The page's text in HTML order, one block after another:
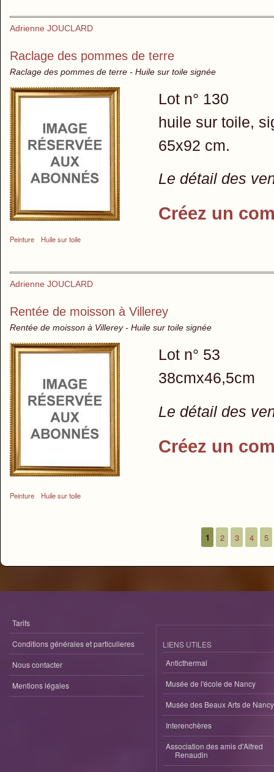
Adrienne JOUCLARD
Raclage des pommes de terre
Raclage des pommes de terre - Huile sur toile signée
Peinture Huile sur toile
Lot n° 130
huile sur toile,
65x92 cm.
Le détail des
Créez un
Adrienne JOUCLARD
Rentée de moisson à Villerey
Rentée de moisson à Villerey - Huile sur toile signée
Peinture Huile sur toile
Lot n° 53
38cmx46,5cm
Le détail des
Créez un
1 2 3 4 5
Tarifs
Conditions générales et particulieres
Nous contacter
Mentions légales
LIENS UTILES
Anticthermal
Musée de l'école de Nancy
Musée des Beaux Arts de Nancy
Interenchères
Association des amis d'Alfred
Renaudin